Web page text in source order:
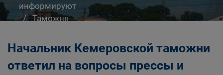
информируют
Таможня
Начальник Кемеровской таможни
ответил на вопросы прессы и